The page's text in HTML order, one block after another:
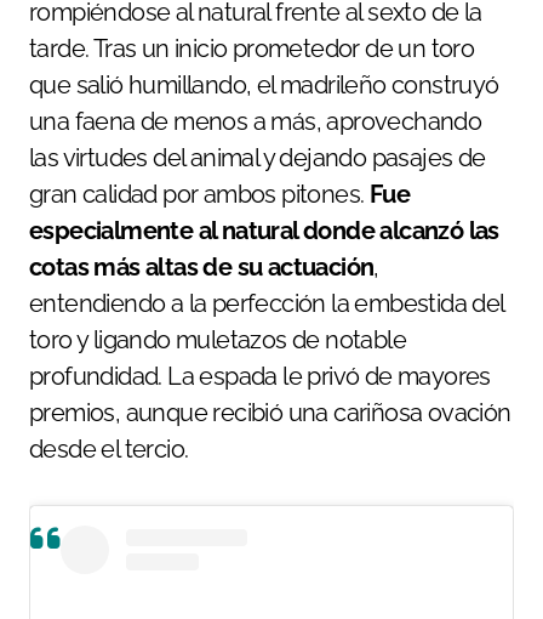
rompiéndose al natural frente al sexto de la
tarde. Tras un inicio prometedor de un toro
que salió humillando, el madrileño construyó
una faena de menos a más, aprovechando
las virtudes del animal y dejando pasajes de
gran calidad por ambos pitones. Fue
especialmente al natural donde alcanzó las
cotas más altas de su actuación,
entendiendo a la perfección la embestida del
toro y ligando muletazos de notable
profundidad. La espada le privó de mayores
premios, aunque recibió una cariñosa ovación
desde el tercio.